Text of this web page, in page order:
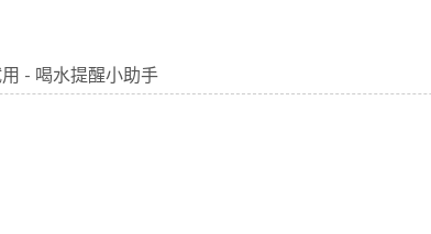
用 - 喝水提醒小助手